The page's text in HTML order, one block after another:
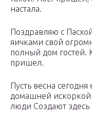
настала.
Поздравляю с
яичками свой
полный дом
пришел.
Пусть весна
домашней
люди Создают